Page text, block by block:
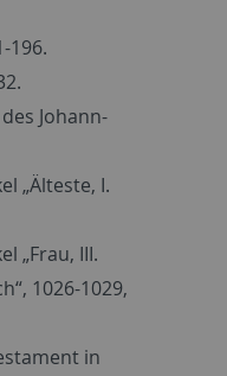
196.
Johann-
„Älteste, I.
„Frau, III.
1026-1029,
in